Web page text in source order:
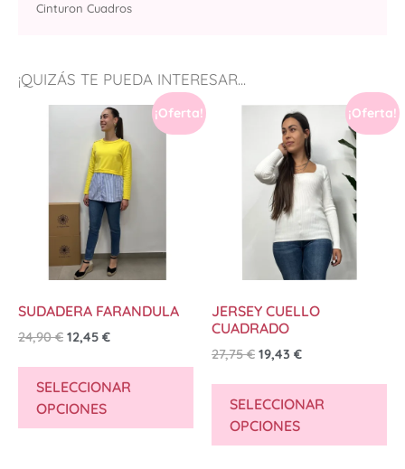
¡QUIZÁS TE PUEDA INTERESAR...
¡Oferta!
SUDADERA FARANDULA
24,90€ 12,45 €
SELECCIONAR
OPCIONES
¡Oferta!
JERSEY CUELLO
CUADRADO
27,75€ 19,43 €
SELECCIONAR
OPCIONES
Cinturon Cuadros